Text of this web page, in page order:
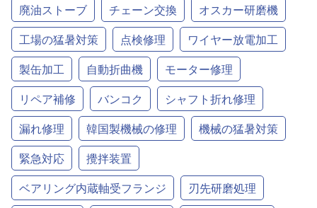
廃油ストーブ
チェーン交換
オスカー研磨機
工場の猛暑対策
点検修理
ワイヤー放電加工
製缶加工
自動折曲機
モーター修理
リペア補修
バンコク
シャフト折れ修理
漏れ修理
韓国製機械の修理
機械の猛暑対策
緊急対応
攪拌装置
ベアリング内蔵軸受フランジ
刃先研磨処理